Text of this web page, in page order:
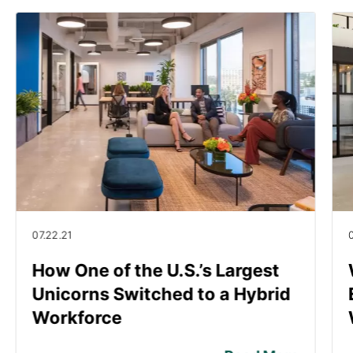
07.22.21
How One of the U.S.’s Largest
Unicorns Switched to a Hybrid
Workforce